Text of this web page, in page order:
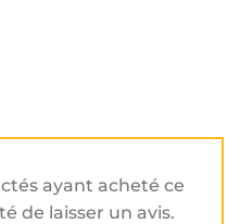
ayant acheté ce
de laisser un avis.